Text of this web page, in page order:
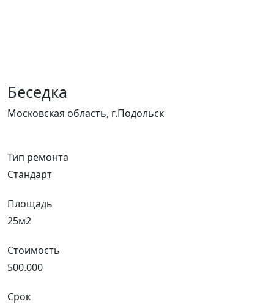
Беседка
Московская область, г.Подольск
Тип ремонта
Стандарт
Площадь
25м2
Стоимость
500.000
Срок